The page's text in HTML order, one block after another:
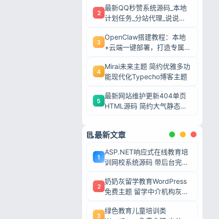
2
最新QQ秒赞系统源码_本地
计划任务_分站代理_说说赞
3
OpenClaw搭建教程：本地
+云端一键部署，打造专属AI
4
Mirai未来主题 简约优雅多功
能现代化Typecho博客主题
5
最新网站维护更新404单页
HTML源码 简约大气静态模
最新文章
1
ASP.NET响应式在线教育培
训网校系统源码 带后台完整
2
奶奶灰留学教育WordPress
免费主题 留学中介机构灰色
3
绿色教育儿童培训类